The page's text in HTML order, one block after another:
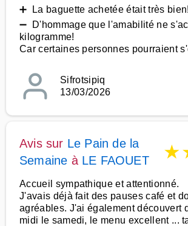
➕ La baguette achetée était très bien!
➖ D'hommage que l'amabilité ne
kilogramme!
Car certaines personnes pourraient
Sifrotsipiq
13/03/2026
Avis sur Le Pain de la
Semaine à LE FAOUET ★
Accueil sympathique et attentionné.
J'avais déjà fait des pauses café et
agréables. J'ai également découvert
midi le samedi, le menu excellent ...